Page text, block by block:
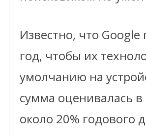
Известно, что
год, чтобы их
умолчанию на
сумма оценивалась
около 20% годового